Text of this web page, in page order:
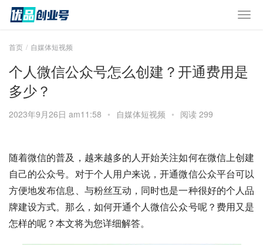
首页 自媒体短视频
个人微信公众号怎么创建？开通费用是
多少？
2023年9月26日 am11:58 • 自媒体短视频 • 阅读 299
随着微信的普及，越来越多的人开始关注如何在微信上创建
自己的公众号。对于个人用户来说，开通微信公众平台可以
方便地发布信息、与粉丝互动，同时也是一种很好的个人品
牌建设方式。那么，如何开通个人微信公众号呢？费用又是
怎样的呢？本文将为您详细解答。